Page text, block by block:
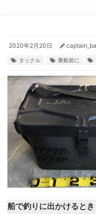
2020年2月20日
タックル 乗船前に
船で釣りに出かけるとき